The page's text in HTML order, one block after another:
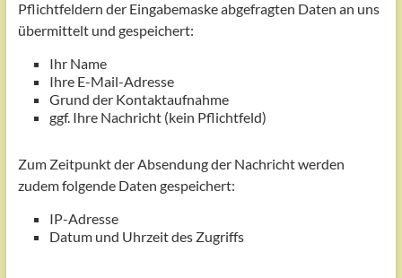
Pflichtfeldern der Eingabemaske abgefragten Daten an uns
übermittelt und gespeichert:
Ihr Name
Ihre E-Mail-Adresse
Grund der Kontaktaufnahme
ggf. Ihre Nachricht (kein Pflichtfeld)
Zum Zeitpunkt der Absendung der Nachricht werden
zudem folgende Daten gespeichert:
IP-Adresse
Datum und Uhrzeit des Zugriffs